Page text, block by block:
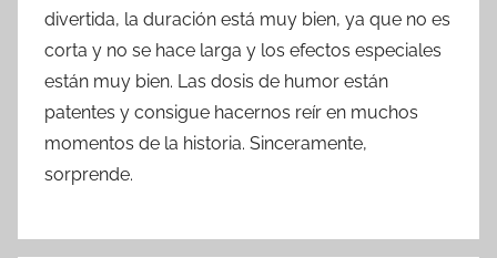
divertida, la duración está muy bien, ya que no es
corta y no se hace larga y los efectos especiales
están muy bien. Las dosis de humor están
patentes y consigue hacernos reír en muchos
momentos de la historia. Sinceramente,
sorprende.